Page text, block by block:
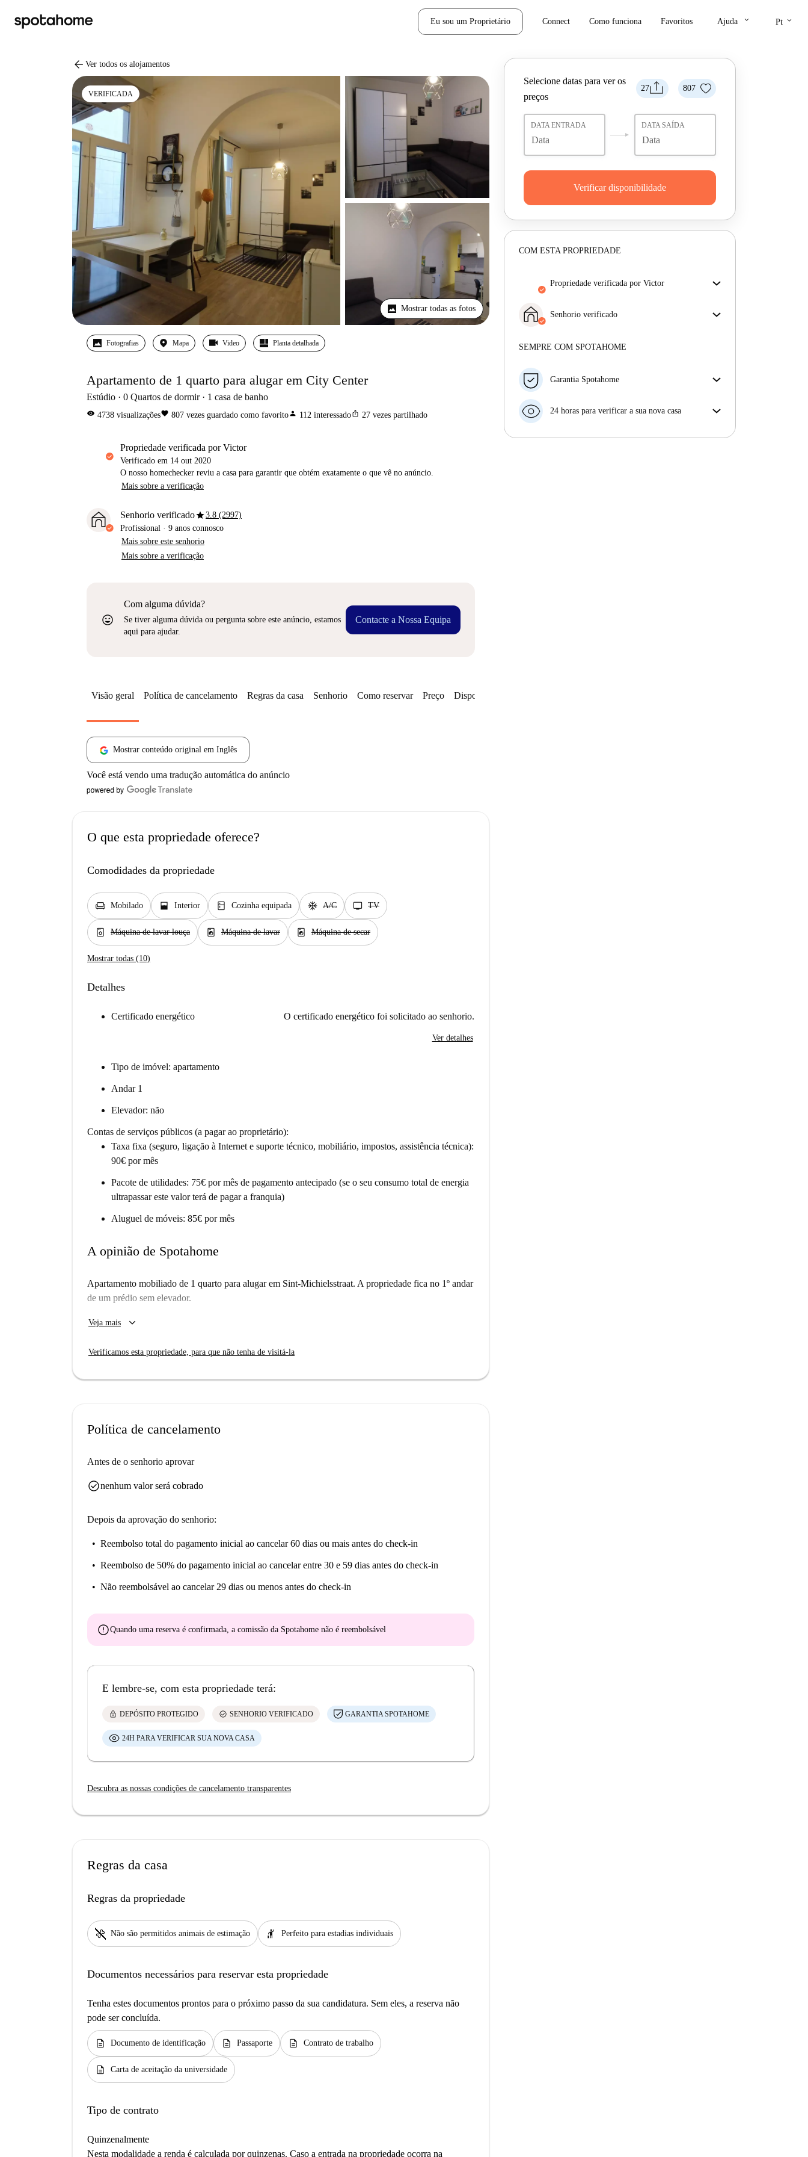
Eu sou um Proprietário Connect Como funciona Favoritos Ajuda keyboard_arrow_down Pt keyboard_arrow_down
arrow_back Ver todos os alojamentos
VERIFICADA
Mostrar todas as fotos
Fotografias Mapa Video Planta detalhada
Apartamento de 1 quarto para alugar em City Center
Estúdio 0 Quartos de dormir 1 casa de banho
visibility 4738 visualizaçõesfavorite 807 vezes guardado como favoritoperson 112 interessadoios_share 27 vezes partilhado
propriedade verificada por Victor
Verificado em 14 out 2020
O nosso homechecker reviu a casa para garantir que obtém exatamente o que vê no anúncio.
Mais sobre a verificação
Senhorio verificadostar3.8 (2997)
Profissional · 9 anos connosco
Mais sobre este senhorio
Mais sobre a verificação
sentiment_very_satisfied
Com alguma dúvida?
Se tiver alguma dúvida ou pergunta sobre este anúncio, estamos
aqui para ajudar.
Contacte a Nossa Equipa
27 807
Selecione datas para ver os
preços
DATA ENTRADA DATA SAÍDA
Verificar disponibilidade
COM ESTA PROPRIEDADE
propriedade verificada por Victor
obtém exatamente o que vê no anúncio.
Mais sobre a verificação
Senhorio verificado
Mais sobre este senhorio
SEMPRE COM SPOTAHOME
Garantia Spotahome
antecedência, nós iremos A) pagar um hotel e ajudá-
seu dinheiro na totalidade.
24 horas para verificar a sua nova casa
Visão geral Política de cancelamento Regras da casa Senhorio Como reservar Preço Disponibilidades
Mostrar conteúdo original em Inglês
Você está vendo uma tradução automática do anúncio
O que esta propriedade oferece?
Comodidades da propriedade
chair Mobilado window_open Interior kitchen Cozinha equipada ac_unit A/C tv TV
dishwasher_gen Máquina de lavar louça local_laundry_service Máquina de lavar local_laundry_service Máquina de secar
Mostrar todas (10)
Detalhes
Certificado energético O certificado energético foi solicitado ao senhorio.
Ver detalhes
Tipo de imóvel: apartamento
Andar 1
Elevador: não
Contas de serviços públicos (a pagar ao proprietário):
Taxa fixa (seguro, ligação à Internet e suporte técnico, mobiliário, impostos, assistência técnica):
90€ por mês
Pacote de utilidades: 75€ por mês de pagamento antecipado (se o seu consumo total de energia
ultrapassar este valor terá de pagar a franquia)
Aluguel de móveis: 85€ por mês
A opinião de Spotahome
Apartamento mobiliado de 1 quarto para alugar em Sint-Michielsstraat. A propriedade fica no 1º andar
de um prédio sem elevador.
Importante: - Por favor, observe que esta propriedade não possui máquina de lavar.
Veja mais keyboard_arrow_down
Verificamos esta propriedade, para que não tenha de visitá-la
Política de cancelamento
Antes de o senhorio aprovar
check_circlenenhum valor será cobrado
Depois da aprovação do senhorio:
Reembolso total do pagamento inicial ao cancelar 60 dias ou mais antes do check-in
Reembolso de 50% do pagamento inicial ao cancelar entre 30 e 59 dias antes do check-in
Não reembolsável ao cancelar 29 dias ou menos antes do check-in
errorQuando uma reserva é confirmada, a comissão da Spotahome não é reembolsável
E lembre-se, com esta propriedade terá:
lock DEPÓSITO PROTEGIDO check_circle SENHORIO VERIFICADO GARANTIA SPOTAHOME
24H PARA VERIFICAR SUA NOVA CASA
Descubra as nossas condições de cancelamento transparentes
Regras da casa
Regras da propriedade
pet_supplies Não são permitidos animais de estimação hail Perfeito para estadias individuais
Documentos necessários para reservar esta propriedade
Tenha estes documentos prontos para o próximo passo da sua candidatura. Sem eles, a reserva não
pode ser concluída.
description Documento de identificação description Passaporte description Contrato de trabalho
description Carta de aceitação da universidade
Tipo de contrato
Quinzenalmente
Nesta modalidade a renda é calculada por quinzenas. Caso a entrada na propriedade ocorra na